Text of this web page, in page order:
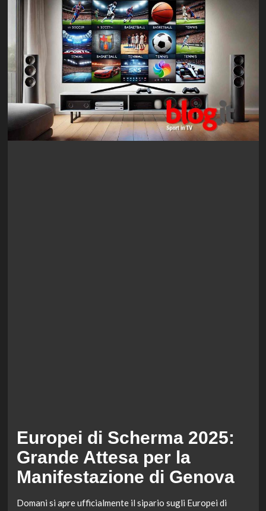
Europei di Scherma 2025:
Grande Attesa per la
Manifestazione di Genova
Domani si apre ufficialmente il sipario sugli Europei di